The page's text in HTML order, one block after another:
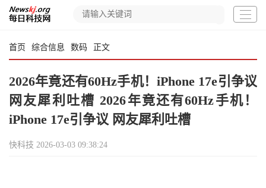
首页 综合信息 数码 正文
2026年竟还有60Hz手机！iPhone 17e引争议
网友犀利吐槽 2026年竟还有60Hz手机！
iPhone 17e引争议 网友犀利吐槽
快科技 2026-03-03 09:38:24